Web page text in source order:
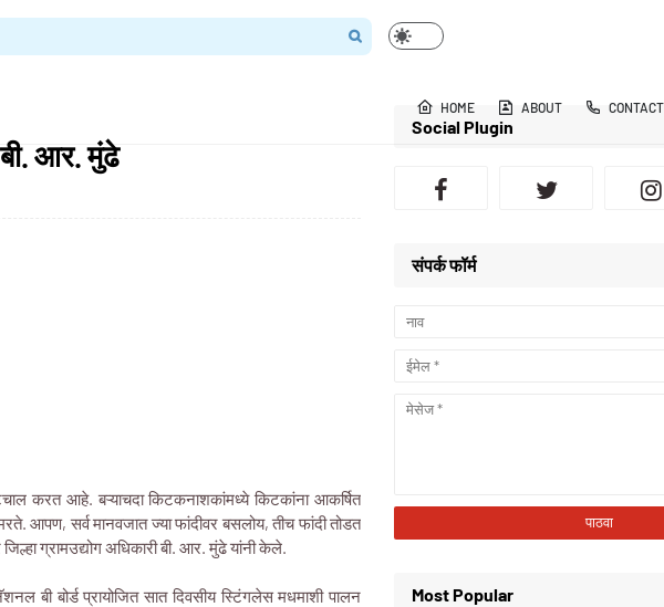
HOME ABOUT CONTACT
बी. आर. मुंढे
करत आहे. बऱ्याचदा किटकनाशकांमध्ये किटकांना आकर्षित
आपण, सर्व मानवजात ज्या फांदीवर बसलोय, तीच फांदी तोडत
ग्रामउद्योग अधिकारी बी. आर. मुंढे यांनी केले.
बी बोर्ड प्रायोजित सात दिवसीय स्टिंगलेस मधमाशी पालन
Social Plugin
संपर्क फॉर्म
Most Popular